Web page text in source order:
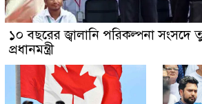
১০ বছরের জ্বালানি পরিকল্পনা সংসদে
প্রধানমন্ত্রী